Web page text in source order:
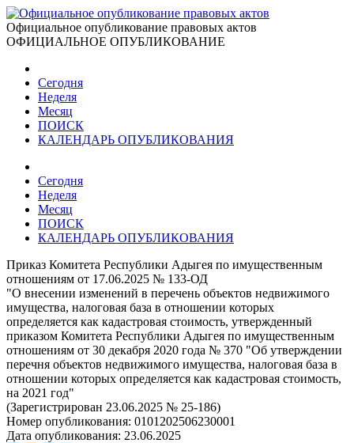
Официальное опубликование правовых актов
ОФИЦИАЛЬНОЕ ОПУБЛИКОВАНИЕ
Сегодня
Неделя
Месяц
ПОИСК
КАЛЕНДАРЬ ОПУБЛИКОВАНИЯ
Сегодня
Неделя
Месяц
ПОИСК
КАЛЕНДАРЬ ОПУБЛИКОВАНИЯ
Приказ Комитета Республики Адыгея по имущественным
отношениям от 17.06.2025 № 133-ОД
"О внесении изменений в перечень объектов недвижимого
имущества, налоговая база в отношении которых
определяется как кадастровая стоимость, утвержденный
приказом Комитета Республики Адыгея по имущественным
отношениям от 30 декабря 2020 года № 370 "Об утверждении
перечня объектов недвижимого имущества, налоговая база в
отношении которых определяется как кадастровая стоимость,
на 2021 год"
(Зарегистрирован 23.06.2025 № 25-186)
Номер опубликования: 0101202506230001
Дата опубликования: 23.06.2025